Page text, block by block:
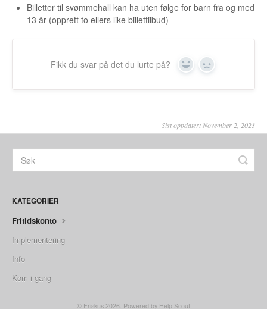
Billetter til svømmehall kan ha uten følge for barn fra og med
13 år (opprett to ellers like billettilbud)
Fikk du svar på det du lurte på? Yes No
Sist oppdatert November 2, 2023
KATEGORIER
Fritidskonto
Implementering
Info
Kom i gang
© Friskus 2026. Powered by Help Scout